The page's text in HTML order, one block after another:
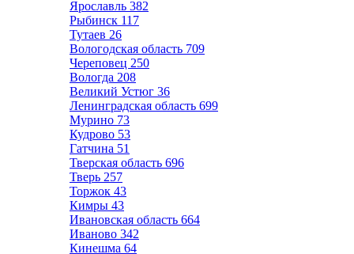
Ярославль 382
Рыбинск 117
Тутаев 26
Вологодская область 709
Череповец 250
Вологда 208
Великий Устюг 36
Ленинградская область 699
Мурино 73
Кудрово 53
Гатчина 51
Тверская область 696
Тверь 257
Торжок 43
Кимры 43
Ивановская область 664
Иваново 342
Кинешма 64